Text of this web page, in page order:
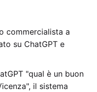
commercialista a
su ChatGPT e
"qual è un buon
il sistema